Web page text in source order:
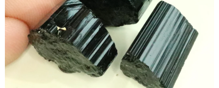
KONTAKT
Obchodní podmínky
Podmínky ochrany osobních údajů
Poučení o právu na odstoupení od smlouvy
Výkup minerálů a drahých kamenů